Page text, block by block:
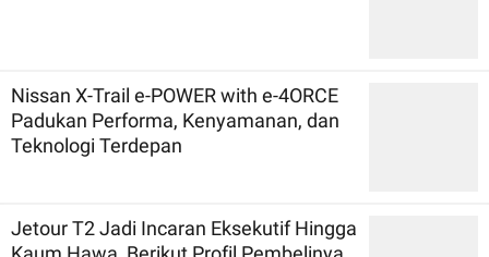
Nissan X-Trail e-POWER with e-4ORCE
Padukan Performa, Kenyamanan, dan
Teknologi Terdepan
Jetour T2 Jadi Incaran Eksekutif Hingga